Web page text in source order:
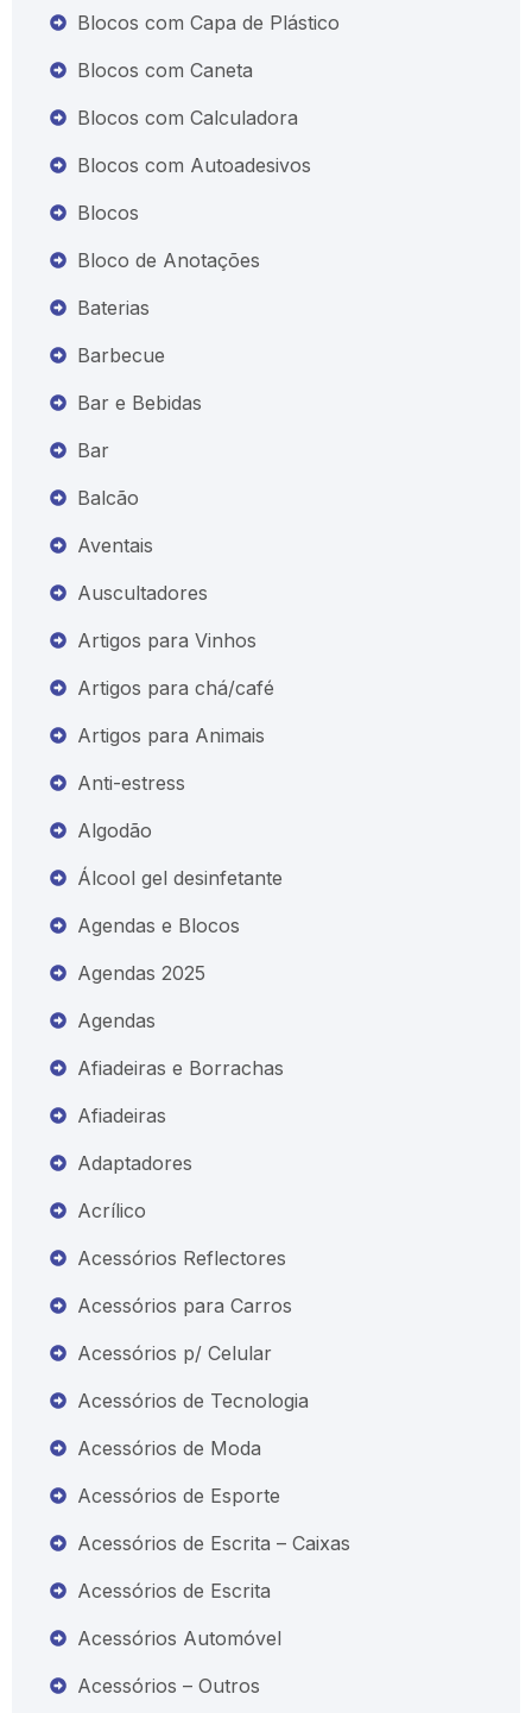
Blocos com Capa de Plástico
Blocos com Caneta
Blocos com Calculadora
Blocos com Autoadesivos
Blocos
Bloco de Anotações
Baterias
Barbecue
Bar e Bebidas
Bar
Balcão
Aventais
Auscultadores
Artigos para Vinhos
Artigos para chá/café
Artigos para Animais
Anti-estress
Algodão
Álcool gel desinfetante
Agendas e Blocos
Agendas 2025
Agendas
Afiadeiras e Borrachas
Afiadeiras
Adaptadores
Acrílico
Acessórios Reflectores
Acessórios para Carros
Acessórios p/ Celular
Acessórios de Tecnologia
Acessórios de Moda
Acessórios de Esporte
Acessórios de Escrita – Caixas
Acessórios de Escrita
Acessórios Automóvel
Acessórios – Outros